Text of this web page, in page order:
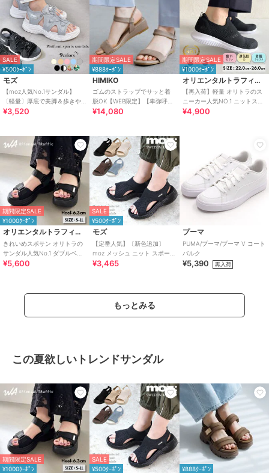
SALE
¥500ｸｰﾎﾟﾝ
モズ
【moz人気No.1サンダル】
〔軽量〕厚底で美脚＆歩きや
すい！疲れにくいフィット感
¥3,520
期間限定SALE
¥888ｸｰﾎﾟﾝ
HIMIKO
ゴムのストラップでサッと着
脱OK【WEB限定】【卑弥呼
26SS】ゴムストラップサンダ
¥14,080
期間限定SALE
¥1000ｸｰﾎﾟﾝ
オリエンタルトラフィック
【再入荷】軽量 オリトラのス
ニーカー人気NO.1 ニットスニ
ーカー スリッポン /3709
¥4,900
期間限定SALE
¥1000ｸｰﾎﾟﾝ
オリエンタルトラフィック
きれいめスポサン オリトラの
サンダル人気No.1 ダブルベル
ト スポーツサンダル /42207
¥5,600
SALE
¥500ｸｰﾎﾟﾝ
モズ
【定番人気】〔新色追加〕
moz メッシュ ニット スポーツ
サンダル
¥3,465
プーマ
PUMA/プーマ/プーマ V コート
バルク
¥5,390 再入荷
もっとみる
この夏欲しいトレンドサンダル
期間限定SALE
¥1000ｸｰﾎﾟﾝ
SALE
¥500ｸｰﾎﾟﾝ
¥888ｸｰﾎﾟﾝ